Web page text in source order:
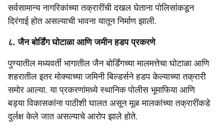
सर्वसामान्य नागरिकांच्या तक्रारींची दखल घेताना पोलिसांकडून
दिरंगाई होत असल्याची भावना यातून निर्माण झाली.
८. जैन बोर्डिंग घोटाळा आणि जमीन हडप प्रकरणे
पुण्यातील मध्यवर्ती भागातील जैन बोर्डिंगच्या मालमत्तेचा घोटाळा आणि
शहरातील इतर मोक्याच्या जमिनी बिल्डर्सने हडप केल्याच्या तक्रारी
समोर आल्या. या प्रकरणांमध्ये स्थानिक पोलीस भूमाफिया आणि
बड्या विकासकांना पाठीशी घालत असून मूळ मालकांच्या तक्रारींकडे
दुर्लक्ष केले जात असल्याचे आरोप झाले होते.